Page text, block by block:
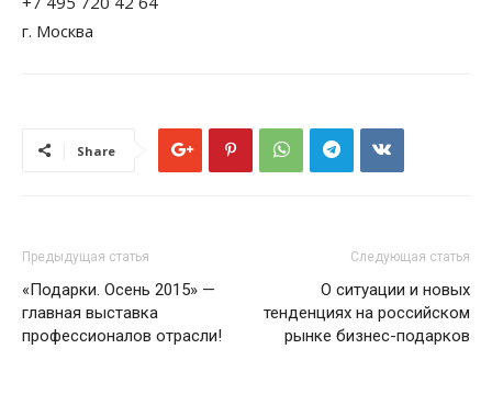
г. Москва
Share
Предыдущая статья
«Подарки. Осень 2015» —
главная выставка
профессионалов отрасли!
Следующая статья
О ситуации и новых
тенденциях на российском
рынке бизнес-подарков